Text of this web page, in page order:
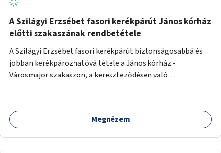
A Szilágyi Erzsébet fasori kerékpárút János kórház
előtti szakaszának rendbetétele
A Szilágyi Erzsébet fasori kerékpárút biztonságosabbá és
jobban kerékpározhatóvá tétele a János kórház -
Városmajor szakaszon, a kereszteződésen való
forgalomtól való jobb elkülönítésével, esetleg ésszerűbb
útvonal kijelölésével.
Megnézem